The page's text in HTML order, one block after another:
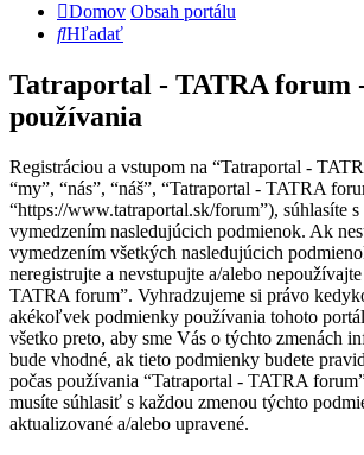
Domov Obsah portálu
Hľadať
Tatraportal - TATRA forum
používania
Registráciou a vstupom na “Tatraportal -
“my”, “nás”, “náš”, “Tatraportal - TATRA
“https://www.tatraportal.sk/forum”), súhlasíte
vymedzením nasledujúcich podmienok. Ak
vymedzením všetkých nasledujúcich
neregistrujte a nevstupujte a/alebo
TATRA forum”. Vyhradzujeme si právo
akékoľvek podmienky používania tohoto
všetko preto, aby sme Vás o týchto zmenách
bude vhodné, ak tieto podmienky budete
počas používania “Tatraportal - TATRA
musíte súhlasiť s každou zmenou týchto
aktualizované a/alebo upravené.